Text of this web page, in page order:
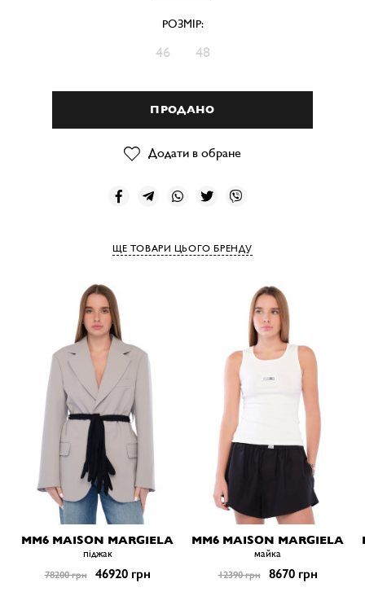
РОЗМІР:
46 48
ПРОДАНО
Додати в обране
ЩЕ ТОВАРИ ЦЬОГО БРЕНДУ
MM6 MAISON MARGIELA
піджак
78200 грн 46920 грн
MM6 MAISON MARGIELA
майка
12390 грн 8670 грн